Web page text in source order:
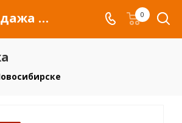
!!!Распродажа для автомобилей российских марок и сельхозтехники 0